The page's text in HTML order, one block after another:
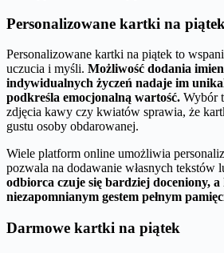
Personalizowane kartki na piątek
Personalizowane kartki na piątek to
uczucia i myśli. Możliwość dodania
indywidualnych życzeń nadaje im
podkreśla emocjonalną wartość. Wybór
zdjęcia kawy czy kwiatów sprawia, że
gustu osoby obdarowanej.
Wiele platform online umożliwia
pozwala na dodawanie własnych tekstów
odbiorca czuje się bardziej doceniony,
niezapomnianym gestem pełnym
Darmowe kartki na piątek